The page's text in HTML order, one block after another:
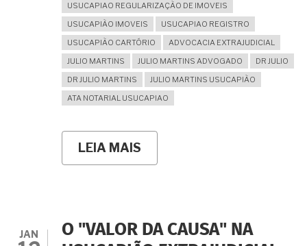
USUCAPIAO REGULARIZAÇÃO DE IMOVEIS
USUCAPIÃO IMOVEIS
USUCAPIAO REGISTRO
USUCAPIÃO CARTÓRIO
ADVOCACIA EXTRAJUDICIAL
JULIO MARTINS
JULIO MARTINS ADVOGADO
DR JULIO
DR JULIO MARTINS
JULIO MARTINS USUCAPIÃO
ATA NOTARIAL USUCAPIAO
LEIA MAIS
IMÓVEL
ATRAVÉS
DE
JAN
O "VALOR DA CAUSA" NA